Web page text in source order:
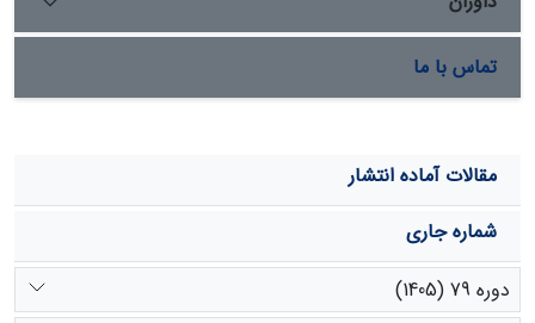
تماس با ما
مقالات آماده انتشار
شماره جاری
دوره 79 (1405)